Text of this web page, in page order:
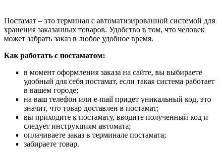
Постамат – это терминал с автоматизированной системой для
хранения заказанных товаров. Удобство в том, что человек
может забрать заказ в любое удобное время.
Как работать с постаматом:
в момент оформления заказа на сайте, вы выбираете
удобный для себя постамат, если такая система работает
в вашем городе;
на ваш телефон или e-mail придет уникальный код, это
значит, что товар доставлен в постамат;
вы приходите к постамату, вводите полученный код и
следует инструкциям автомата;
оплачиваете заказ в терминале постамата;
забираете товар.